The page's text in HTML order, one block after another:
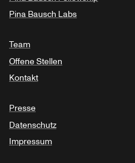
Pina Bausch Labs
Team
Offene Stellen
Kontakt
Presse
Datenschutz
Impressum